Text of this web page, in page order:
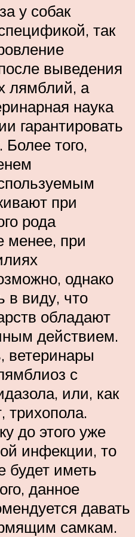
у собак
так
выведения
лямблий, а
наука
гарантировать
Более того,
при
рода
менее, при
однако
в виду, что
обладают
действием.
ветеринары
с
или, как
трихопола.
до этого уже
инфекции, то
будет иметь
данное
давать
самкам.